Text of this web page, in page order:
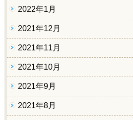
2022年1月
2021年12月
2021年11月
2021年10月
2021年9月
2021年8月